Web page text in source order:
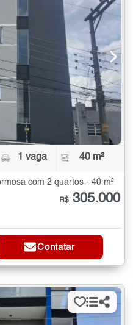
1 vaga 40 m²
com 2 quartos - 40 m²
R$ 305.000
Contatar